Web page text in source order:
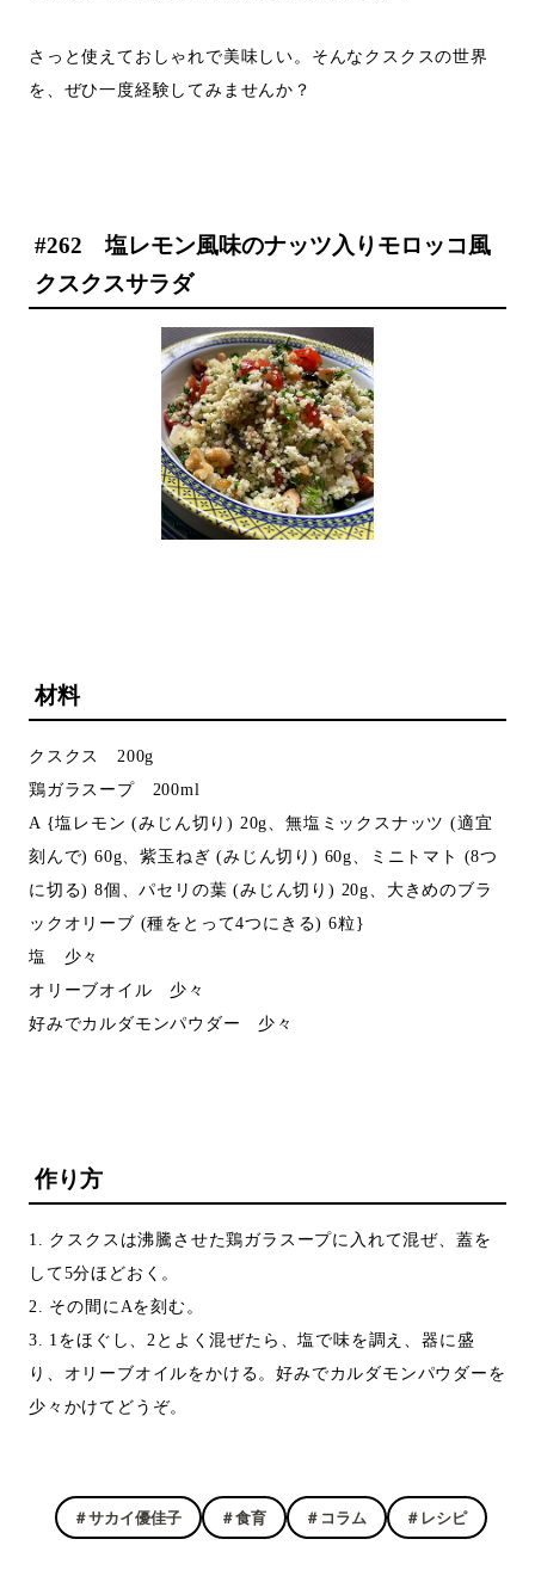
さっと使えておしゃれで美味しい。そんなクスクスの世界
を、ぜひ一度経験してみませんか？
#262 塩レモン風味のナッツ入りモロッコ風
クスクスサラダ
材料
クスクス 200g
鶏ガラスープ 200ml
A {塩レモン (みじん切り) 20g、無塩ミックスナッツ (適宜
刻んで) 60g、紫玉ねぎ (みじん切り) 60g、ミニトマト (8つ
に切る) 8個、パセリの葉 (みじん切り) 20g、大きめのブラ
ックオリーブ (種をとって4つにきる) 6粒}
塩 少々
オリーブオイル 少々
好みでカルダモンパウダー 少々
作り方
1. クスクスは沸騰させた鶏ガラスープに入れて混ぜ、蓋を
して5分ほどおく。
2. その間にAを刻む。
3. 1をほぐし、2とよく混ぜたら、塩で味を調え、器に盛
り、オリーブオイルをかける。好みでカルダモンパウダーを
少々かけてどうぞ。
＃サカイ優佳子 ＃食育 ＃コラム ＃レシピ